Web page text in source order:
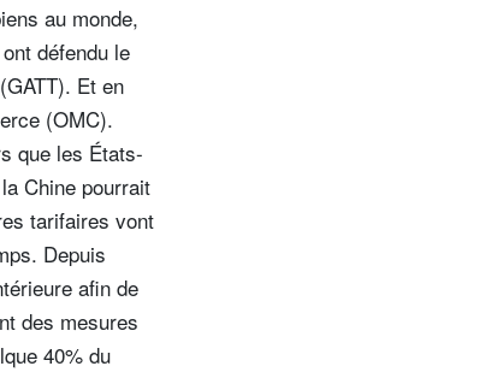
au monde,
défendu le
Et en
(OMC).
que les États-
Chine pourrait
tarifaires vont
Depuis
afin de
des mesures
40% du